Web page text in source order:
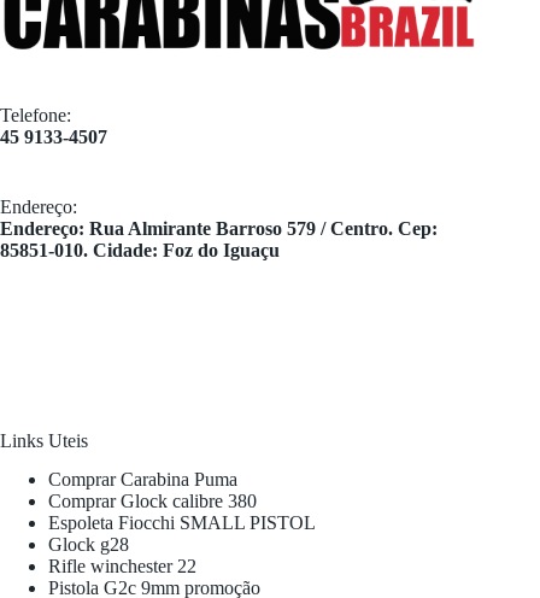
Telefone:
45 9133-4507
Endereço:
​Endereço: Rua Almirante Barroso 579 / Centro. Cep:
85851-010. Cidade: Foz do Iguaçu
Links Uteis
Comprar Carabina Puma
Comprar Glock calibre 380
Espoleta Fiocchi SMALL PISTOL
Glock g28
Rifle winchester 22
Pistola G2c 9mm promoção